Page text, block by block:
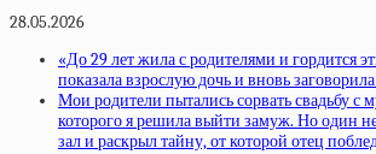
28.05.2026
«До 29 лет жила с родителями и гордится
показала взрослую дочь и вновь
Мои родители пытались сорвать свадьбу с
которого я решила выйти замуж. Но один
зал и раскрыл тайну, от которой отец